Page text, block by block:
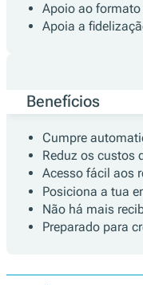
Apoio ao
Apoia a
Benefícios
Cumpre
Reduz os custos
Acesso fácil aos
Posiciona a tua
Não há mais
Preparado para